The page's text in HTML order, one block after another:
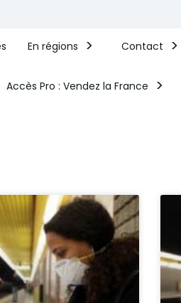
En régions Contact
Accès Pro : Vendez la France​